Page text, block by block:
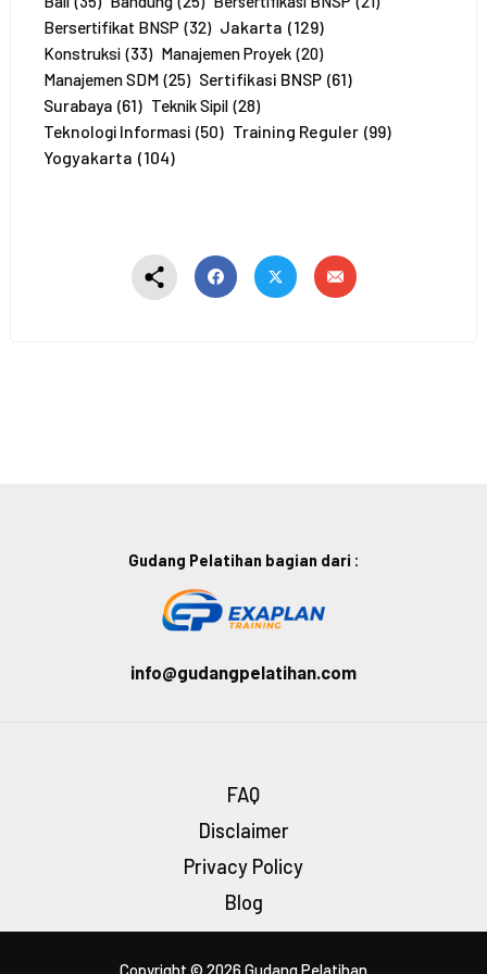
r
t
a
*
Bersertifikat BNSP (32) Jakarta (129)
Konstruksi (33) Manajemen Proyek (20)
Manajemen SDM (25) Sertifikasi BNSP (61)
Surabaya (61) Teknik Sipil (28)
Teknologi Informasi (50) Training Reguler (99)
Yogyakarta (104)
Gudang Pelatihan bagian dari :
info@gudangpelatihan.com
FAQ
Disclaimer
Privacy Policy
Blog
Copyright © 2026 Gudang Pelatihan